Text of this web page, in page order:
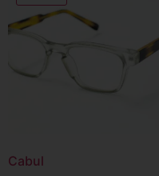
Cabul